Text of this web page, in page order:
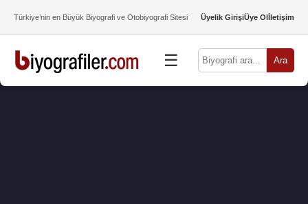
Türkiye’nin en Büyük Biyografi ve Otobiyografi Sitesi Üyelik GirişiÜye Olİletişim
☰ Ara